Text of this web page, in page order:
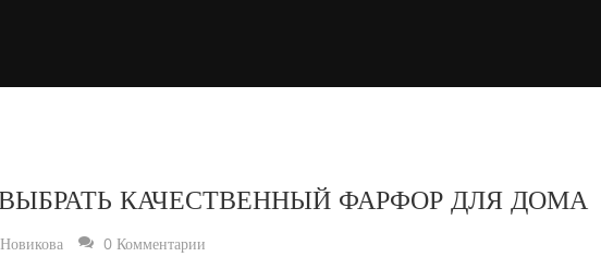
КАЧЕСТВЕННЫЙ ФАРФОР ДЛЯ ДОМА
0 Комментарии